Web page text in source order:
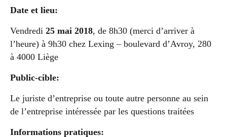
Date et lieu:
Vendredi 25 mai 2018, de 8h30 (merci d’arriver à
l’heure) à 9h30 chez Lexing – boulevard d’Avroy, 280
à 4000 Liège
Public-cible:
Le juriste d’entreprise ou toute autre personne au sein
de l’entreprise intéressée par les questions traitées
Informations pratiques: